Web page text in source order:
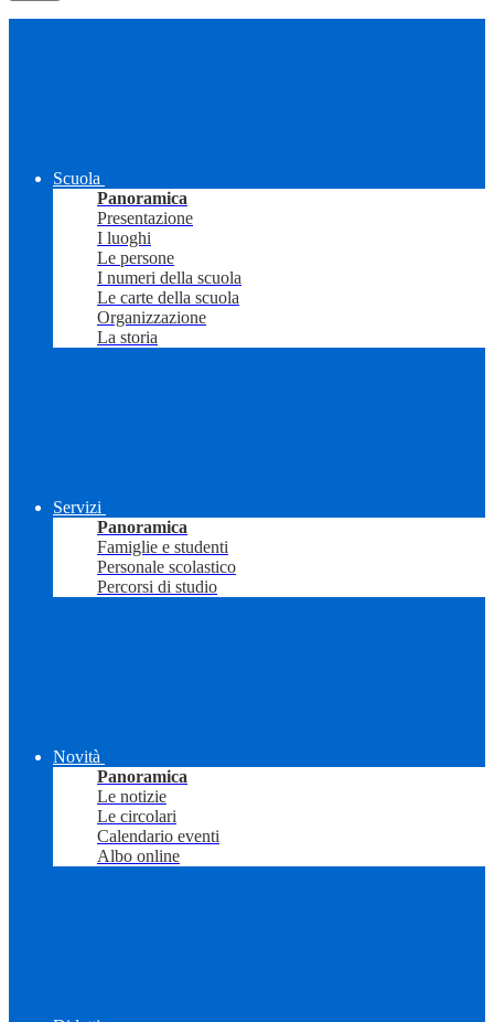
Scuola
Panoramica
Presentazione
I luoghi
Le persone
I numeri della scuola
Le carte della scuola
Organizzazione
La storia
Servizi
Panoramica
Famiglie e studenti
Personale scolastico
Percorsi di studio
Novità
Panoramica
Le notizie
Le circolari
Calendario eventi
Albo online